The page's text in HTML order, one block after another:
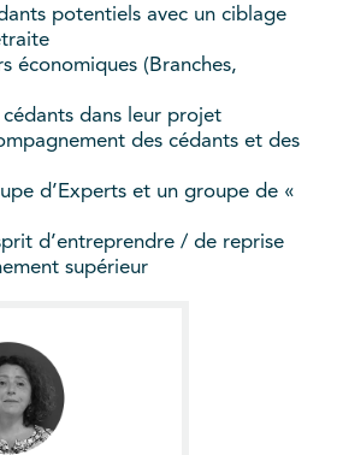
potentiels avec un ciblage
économiques (Branches,
dans leur projet
des cédants et des
d’Experts et un groupe de «
d’entreprendre / de reprise
supérieur